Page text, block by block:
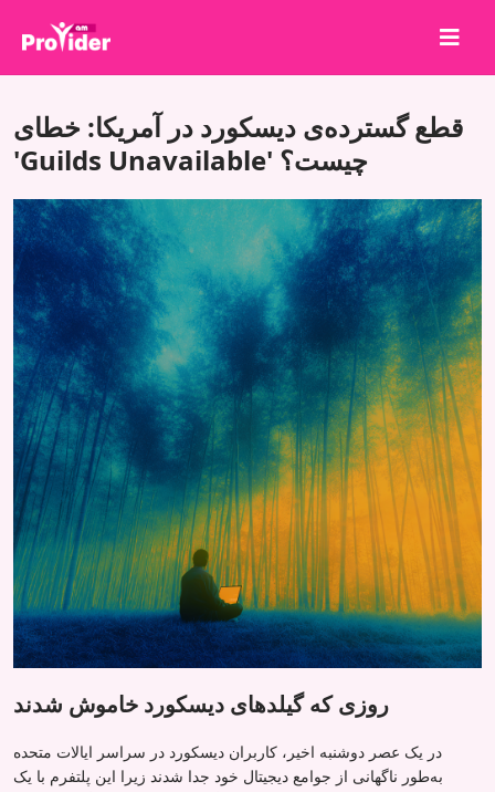
درباره ما
ثبت نام
خدمات
API
شرایط
بلاگ
قطع گسترده‌ی دیسکورد در آمریکا: خطای
'Guilds Unavailable' چیست؟
روزی که گیلدهای دیسکورد خاموش شدند
در یک عصر دوشنبه اخیر، کاربران دیسکورد در سراسر ایالات متحده
به‌طور ناگهانی از جوامع دیجیتال خود جدا شدند زیرا این پلتفرم با یک